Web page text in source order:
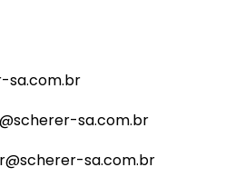
sa.com.br
sa.com.br
sa.com.br